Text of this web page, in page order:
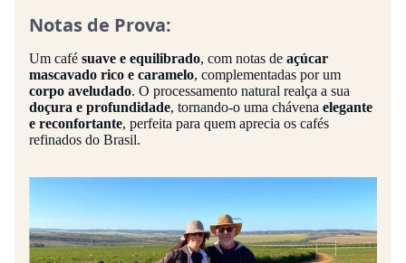
Notas de Prova:
Um café suave e equilibrado, com notas de açúcar
mascavado rico e caramelo, complementadas por um
corpo aveludado. O processamento natural realça a sua
doçura e profundidade, tornando-o uma chávena elegante
e reconfortante, perfeita para quem aprecia os cafés
refinados do Brasil.